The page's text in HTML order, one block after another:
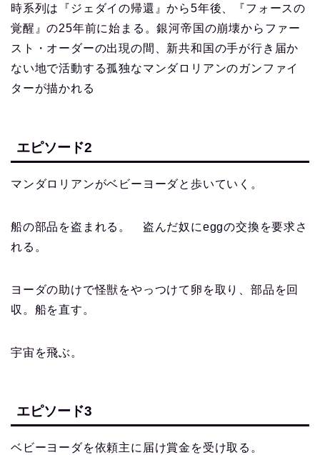
時系列は『ジェダイの帰還』から5年後、『フォースの
覚醒』の25年前に始まる。銀河帝国の崩壊からファー
スト・オーダーの出現の間、新共和国の手が行き届か
ない地で活動する孤独なマンダロリアンのガンファイ
ターが描かれる
エピソード2
マンダロリアンがベビーヨーダと歩いていく。
船の部品を盗まれる。 盗んだ奴にeggの交換を要求さ
れる。
ヨーダの助けで怪獣をやっつけて卵を取り、部品を回
収。船を直す。
宇宙を飛ぶ。
エピソード3
ベビーヨーダを依頼主に届け賞金を受け取る。